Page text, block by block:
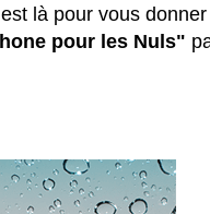
est là pour vous
pour les Nuls"